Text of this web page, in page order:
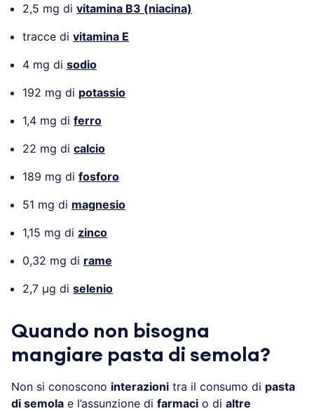
2,5 mg di vitamina B3 (niacina)
tracce di vitamina E
4 mg di sodio
192 mg di potassio
1,4 mg di ferro
22 mg di calcio
189 mg di fosforo
51 mg di magnesio
1,15 mg di zinco
0,32 mg di rame
2,7 µg di selenio
Quando non bisogna
mangiare pasta di semola?
Non si conoscono interazioni tra il consumo di pasta
di semola e l’assunzione di farmaci o di altre